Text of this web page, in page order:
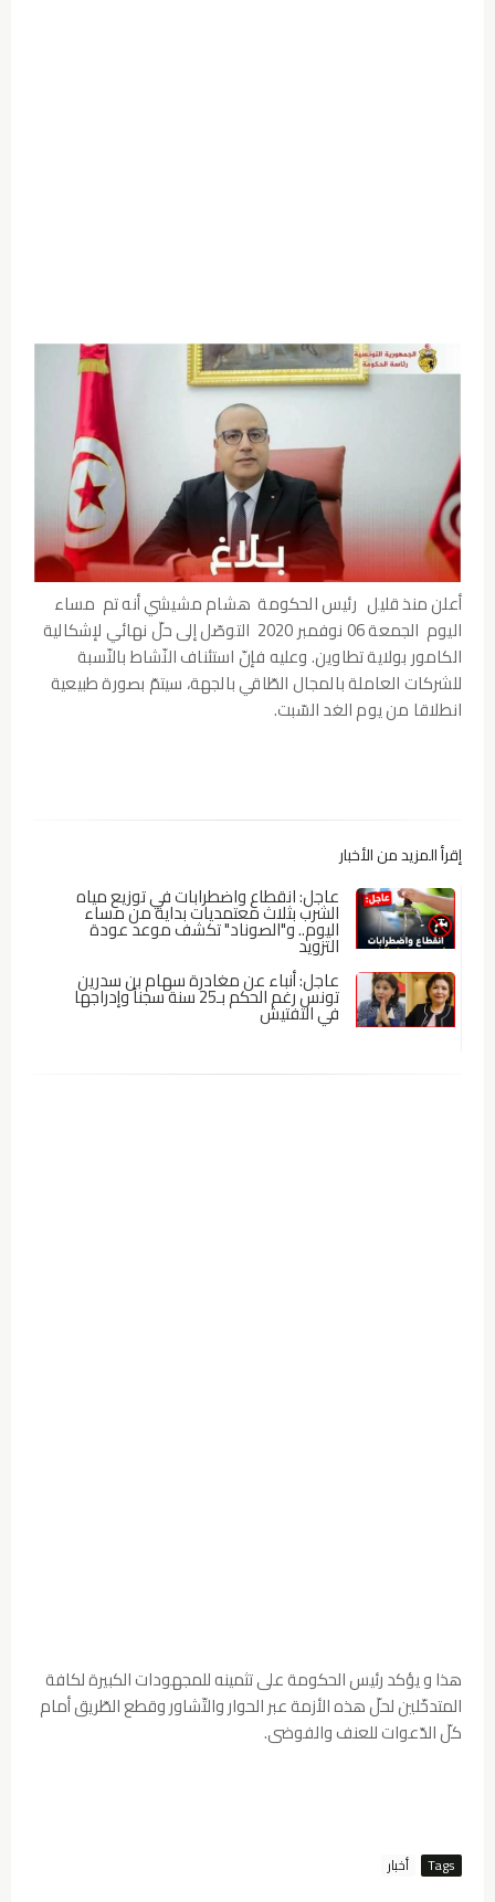
أعلن منذ قليل رئيس الحكومة هشام مشيشي أنه تم مساء
اليوم الجمعة 06 نوفمبر 2020 التوصّل إلى حلّ نهائي لإشكالية
الكامور بولاية تطاوين. وعليه فإنّ استئناف النّشاط بالنّسبة
للشركات العاملة بالمجال الطّاقي بالجهة، سيتمّ بصورة طبيعية
انطلاقا من يوم الغد السّبت.
إقرأ المزيد من الأخبار
عاجل: انقطاع واضطرابات في توزيع مياه
الشرب بثلاث معتمديات بداية من مساء
اليوم.. و"الصوناد" تكشف موعد عودة
التزويد
عاجل: أنباء عن مغادرة سهام بن سدرين
تونس رغم الحكم بـ25 سنة سجناً وإدراجها
في التفتيش
هذا و يؤكد رئيس الحكومة على تثمينه للمجهودات الكبيرة لكافة
المتدخّلين لحلّ هذه الأزمة عبر الحوار والتّشاور وقطع الطّريق أمام
كلّ الدّعوات للعنف والفوضى.
Tags أخبار